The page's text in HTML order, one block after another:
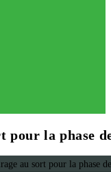
la phase